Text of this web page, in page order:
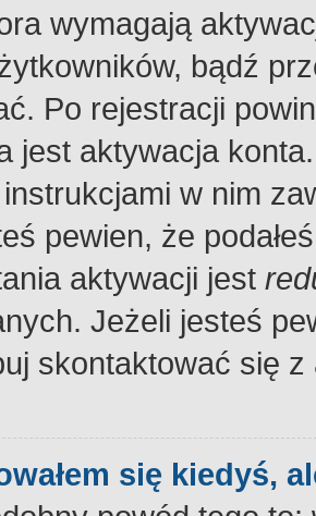
wymagają
bądź
Po rejestracji
jest aktywacja
w nim
pewien, że
aktywacji jest
Jeżeli jesteś
skontaktować się
się kiedyś,